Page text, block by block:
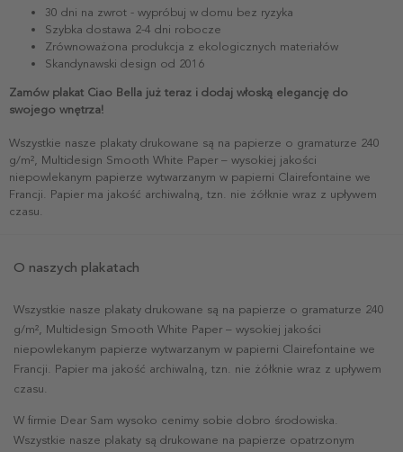
30 dni na zwrot - wypróbuj w domu bez ryzyka
Szybka dostawa 2-4 dni robocze
Zrównoważona produkcja z ekologicznych materiałów
Skandynawski design od 2016
Zamów plakat Ciao Bella już teraz i dodaj włoską elegancję do
swojego wnętrza!
Wszystkie nasze plakaty drukowane są na papierze o gramaturze 240
g/m², Multidesign Smooth White Paper – wysokiej jakości
niepowlekanym papierze wytwarzanym w papierni Clairefontaine we
Francji. Papier ma jakość archiwalną, tzn. nie żółknie wraz z upływem
czasu.
O naszych plakatach
Wszystkie nasze plakaty drukowane są na papierze o gramaturze 240
g/m², Multidesign Smooth White Paper – wysokiej jakości
niepowlekanym papierze wytwarzanym w papierni Clairefontaine we
Francji. Papier ma jakość archiwalną, tzn. nie żółknie wraz z upływem
czasu.
W firmie Dear Sam wysoko cenimy sobie dobro środowiska.
Wszystkie nasze plakaty są drukowane na papierze opatrzonym